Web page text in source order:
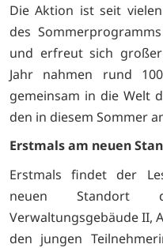
Die Aktion ist seit
des
und erfreut sich
Jahr nahmen rund
gemeinsam in die Welt
den in diesem Sommer
Erstmals am neuen
Erstmals findet der
neuen Standort
Verwaltungsgebäude II,
den jungen